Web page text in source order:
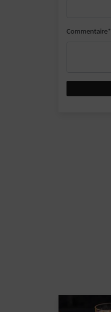
Commentaire*